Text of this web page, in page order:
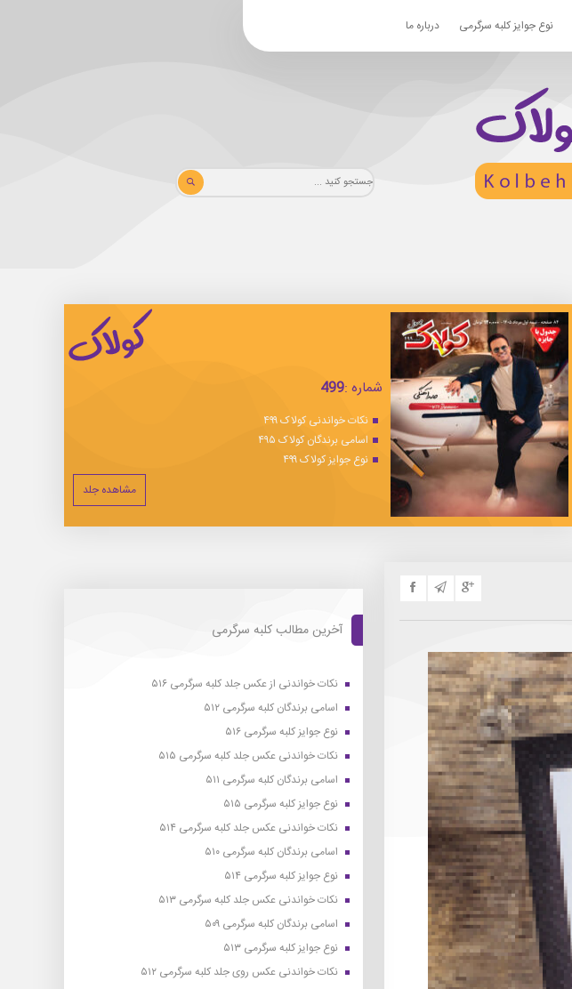
نوع جوایز کلبه سرگرمی درباره ما
شماره :499
نکات خواندنی کولاک ۴۹۹
اسامی برندگان کولاک ۴۹۵
نوع جوایز کولاک ۴۹۹
مشاهده جلد
آخرین مطالب کلبه سرگرمی
نکات خواندنی از عکس جلد کلبه سرگرمی ۵۱۶
اسامی برندگان کلبه سرگرمی ۵۱۲
نوع جوایز کلبه سرگرمی ۵۱۶
نکات خواندنی عکس جلد کلبه سرگرمی ۵۱۵
اسامی برندگان کلبه سرگرمی ۵۱۱
نوع جوایز کلبه سرگرمی ۵۱۵
نکات خواندنی عکس جلد کلبه سرگرمی ۵۱۴
اسامی برندگان کلبه سرگرمی ۵۱۰
نوع جوایز کلبه سرگرمی ۵۱۴
نکات خواندنی عکس جلد کلبه سرگرمی ۵۱۳
اسامی برندگان کلبه سرگرمی ۵۰۹
نوع جوایز کلبه سرگرمی ۵۱۳
نکات خواندنی عکس روی جلد کلبه سرگرمی ۵۱۲